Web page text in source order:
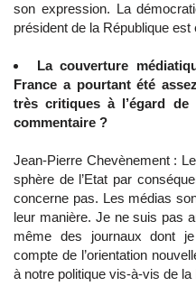
son expression. La
président de la République est
La couverture
France a pourtant été
très critiques à l’égard de
commentaire ?
Jean-Pierre Chevènement :
sphère de l’Etat par
concerne pas. Les médias
leur manière. Je ne suis pas
même des journaux dont je
compte de l’orientation
à notre politique vis-à-vis de la